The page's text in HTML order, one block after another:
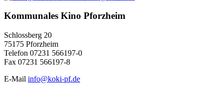
Kommunales Kino Pforzheim
Schlossberg 20
75175 Pforzheim
Telefon 07231 566197-0
Fax 07231 566197-8
E-Mail info@koki-pf.de